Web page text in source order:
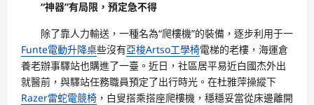
“神器”有局限，預定急不得
除了靠人力輸送，一種名為“爬樓機”的裝備，逐步利用于一
Funte電動升降桌些沒有亞梭Artso工學椅電梯的老樓，海運倉
養老辦事驛站也購進了一臺。近日，社區居平易近白國杰外出
就醫前，與驛站任務職員預定了出行時光。在杜雅萍操縱下
Razer雷蛇電競椅 ，白叟搭乘搭座爬樓機，穩穩妥當從床邊離開